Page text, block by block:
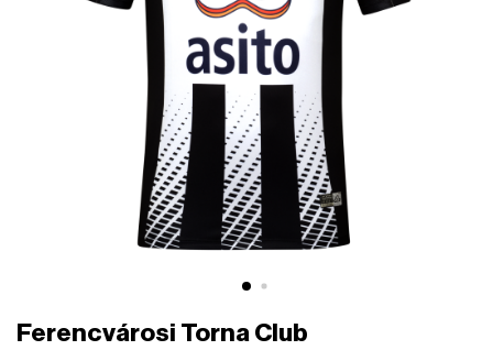
Ferencvárosi Torna Club